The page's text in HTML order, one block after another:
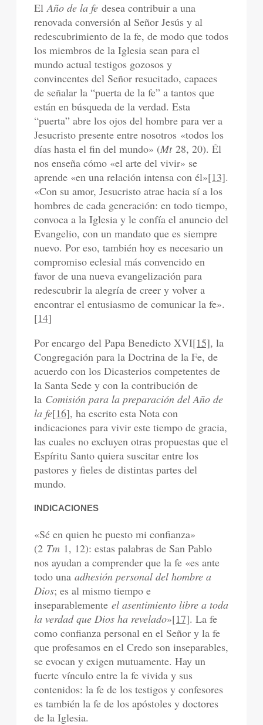
ElAño de la fe desea contribuir a una
renovada conversión al Señor Jesús y al
redescubrimiento de la fe, de modo que todos
los miembros de la Iglesia sean para el
mundo actual testigos gozosos y
convincentes del Señor resucitado, capaces
de señalar la “puerta de la fe” a tantos que
están en búsqueda de la verdad. Esta
“puerta” abre los ojos del hombre para ver a
Jesucristo presente entre nosotros «todos los
días hasta el fin del mundo» (Mt28, 20). Él
nos enseña cómo «el arte del vivir» se
aprende «en una relación intensa con él»[13].
«Con su amor, Jesucristo atrae hacia sí a los
hombres de cada generación: en todo tiempo,
convoca a la Iglesia y le confía el anuncio del
Evangelio, con un mandato que es siempre
nuevo. Por eso, también hoy es necesario un
compromiso eclesial más convencido en
favor de una nueva evangelización para
redescubrir la alegría de creer y volver a
encontrar el entusiasmo de comunicar la fe».
[14]
Por encargo del Papa Benedicto XVI[15], la
Congregación para la Doctrina de la Fe, de
acuerdo con los Dicasterios competentes de
la Santa Sede y con la contribución de
la Comisión para la preparación del Año de
la fe[16], ha escrito esta Nota con
indicaciones para vivir este tiempo de gracia,
las cuales no excluyen otras propuestas que el
Espíritu Santo quiera suscitar entre los
pastores y fieles de distintas partes del
mundo.
INDICACIONES
«Sé en quien he puesto mi confianza»
(2 Tm 1, 12): estas palabras de San Pablo
nos ayudan a comprender que la fe «es ante
todo unaadhesión personal del hombre a
Dios; es al mismo tiempo e
inseparablementeel asentimiento libre a toda
la verdad que Dios ha revelado»[17]. La fe
como confianza personal en el Señor y la fe
que profesamos en el Credo son inseparables,
se evocan y exigen mutuamente. Hay un
fuerte vínculo entre la fe vivida y sus
contenidos: la fe de los testigos y confesores
es también la fe de los apóstoles y doctores
de la Iglesia.